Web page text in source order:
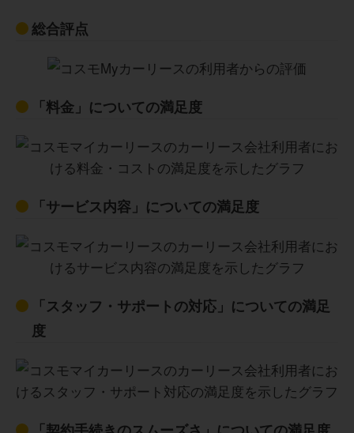
総合評点
「料金」についての満足度
「サービス内容」についての満足度
「スタッフ・サポートの対応」についての満足
度